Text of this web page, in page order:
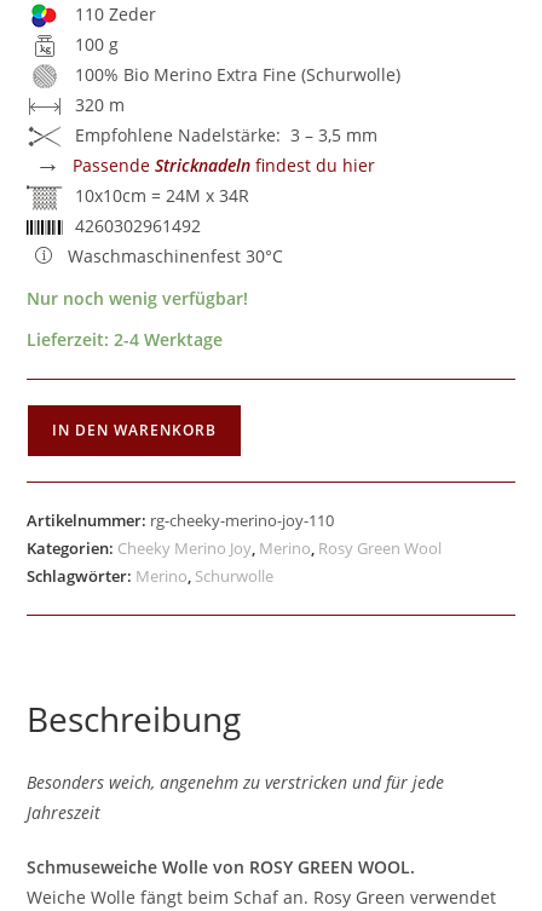
110 Zeder
100 g
100% Bio Merino Extra Fine (Schurwolle)
320 m
Empfohlene Nadelstärke: 3 – 3,5 mm
→ PassendeStricknadeln findest du hier
10x10cm = 24M x 34R
4260302961492
Waschmaschinenfest 30°C
Nur noch wenig verfügbar!
Lieferzeit:2-4 Werktage
IN DEN WARENKORB
Artikelnummer: rg-cheeky-merino-joy-110
Kategorien: Cheeky Merino Joy, Merino, Rosy Green Wool
Schlagwörter: Merino, Schurwolle
Beschreibung
Besonders weich, angenehm zu verstricken und für jede
Jahreszeit
Schmuseweiche Wolle von ROSY GREEN WOOL.
Weiche Wolle fängt beim Schaf an. Rosy Green verwendet